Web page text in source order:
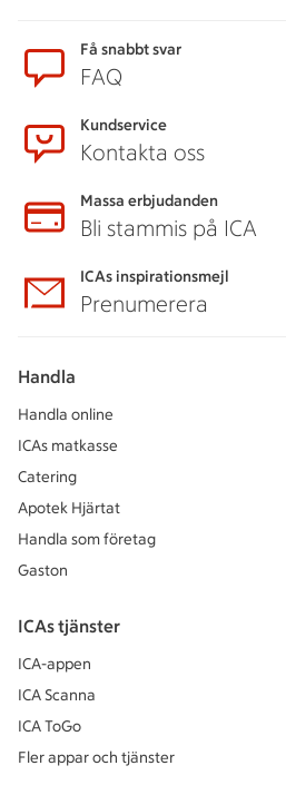
Få snabbt svar
FAQ
Kundservice
Kontakta oss
Massa erbjudanden
Bli stammis på ICA
ICAs inspirationsmejl
Prenumerera
Handla
Handla online
ICAs matkasse
Catering
Apotek Hjärtat
Handla som företag
Gaston
ICAs tjänster
ICA-appen
ICA Scanna
ICA ToGo
Fler appar och tjänster